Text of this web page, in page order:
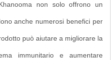
non solo offrono un
anche numerosi benefici per
può aiutare a migliorare la
immunitario e aumentare